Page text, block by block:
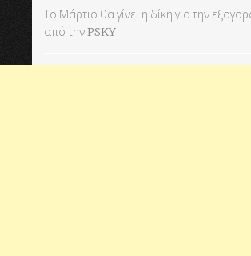
Το Μάρτιο θα γίνει η δίκη για την
από την PSKY